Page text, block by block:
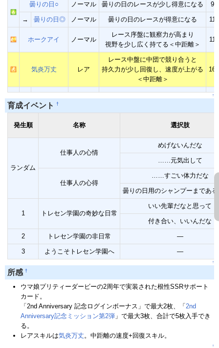
曇りの日○ ノーマル 曇りの日のレースが少し得意になる 90
→ 曇りの日◎ ノーマル 曇りの日のレースが得意になる 110
ホークアイ ノーマル
レース序盤に観察力が高まり
視野を少し広く持てる＜中距離＞
110
気炎万丈 レア
レース中盤に中団で競り合うと
持久力が少し回復し、速度が上がる
＜中距離＞
160
↑
育成イベント †
発生順 名称 選択肢
ランダム
仕事人の心情
めげないんだな
……元気出して
仕事人の心得
……すごい体力だな
曇りの日用のシャンプーまであ
1 トレセン学園の奇妙な日常
いい先輩だなと思って
付き合い、いいんだな
2 トレセン学園の非日常 ―
3 ようこそトレセン学園へ ―
↑
所感 †
ウマ娘プリティーダービーの2周年で実装された根性SSRサポート
カード。
「2nd Anniversary 記念ログインボーナス」で最大2枚、「 2nd
Anniversary記念ミッション第2弾 」で最大3枚、合計で5枚入手でき
る。
レアスキルは気炎万丈。中距離の速度+回復スキル。
↑